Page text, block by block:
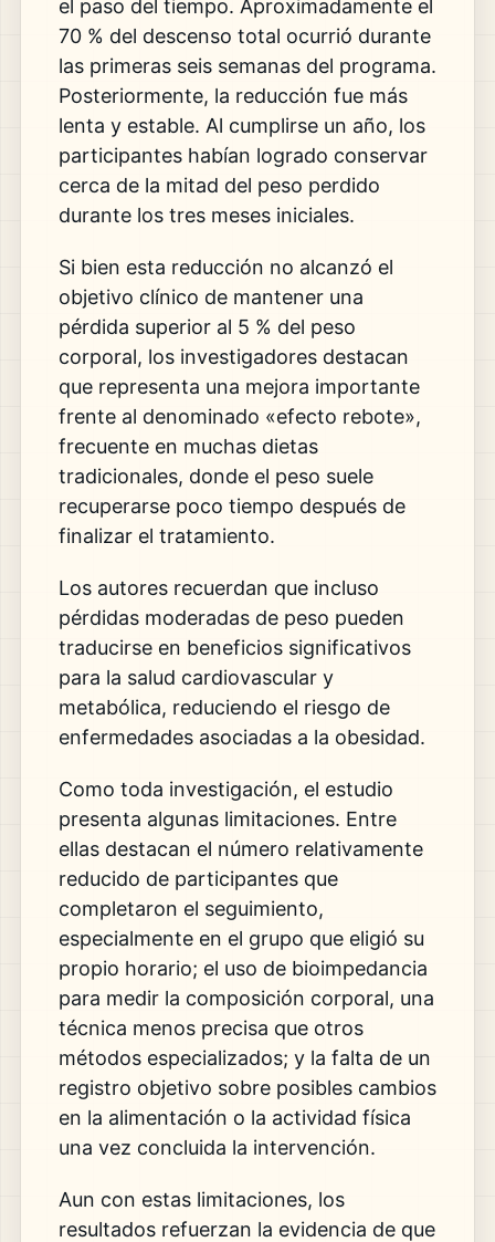
el paso del tiempo. Aproximadamente el
70 % del descenso total ocurrió durante
las primeras seis semanas del programa.
Posteriormente, la reducción fue más
lenta y estable. Al cumplirse un año, los
participantes habían logrado conservar
cerca de la mitad del peso perdido
durante los tres meses iniciales.
Si bien esta reducción no alcanzó el
objetivo clínico de mantener una
pérdida superior al 5 % del peso
corporal, los investigadores destacan
que representa una mejora importante
frente al denominado «efecto rebote»,
frecuente en muchas dietas
tradicionales, donde el peso suele
recuperarse poco tiempo después de
finalizar el tratamiento.
Los autores recuerdan que incluso
pérdidas moderadas de peso pueden
traducirse en beneficios significativos
para la salud cardiovascular y
metabólica, reduciendo el riesgo de
enfermedades asociadas a la obesidad.
Como toda investigación, el estudio
presenta algunas limitaciones. Entre
ellas destacan el número relativamente
reducido de participantes que
completaron el seguimiento,
especialmente en el grupo que eligió su
propio horario; el uso de bioimpedancia
para medir la composición corporal, una
técnica menos precisa que otros
métodos especializados; y la falta de un
registro objetivo sobre posibles cambios
en la alimentación o la actividad física
una vez concluida la intervención.
Aun con estas limitaciones, los
resultados refuerzan la evidencia de que